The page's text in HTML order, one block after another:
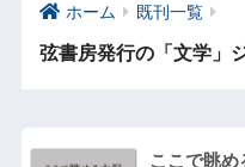
ホーム 既刊一覧
弦書房発行の「文学」
ここで眺め